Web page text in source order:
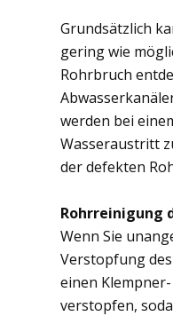
Grundsätzlich
gering wie
Rohrbruch
werden bei
Wasseraustritt
der defekten
Rohrreinigung
Wenn Sie
Verstopfung
einen
verstopfen,